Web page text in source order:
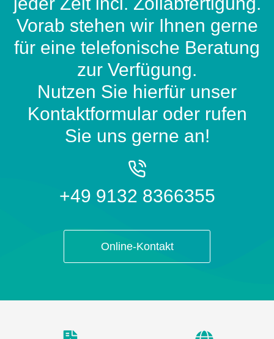
Vorab stehen wir Ihnen gerne
für eine telefonische Beratung
zur Verfügung.
Nutzen Sie hierfür unser
Kontaktformular oder rufen
Sie uns gerne an!
+49 9132 8366355
Online-Kontakt